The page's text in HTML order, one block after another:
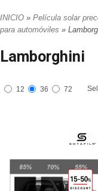
INICIO » Película solar
para automóviles »
Lamborghini
12 36 72